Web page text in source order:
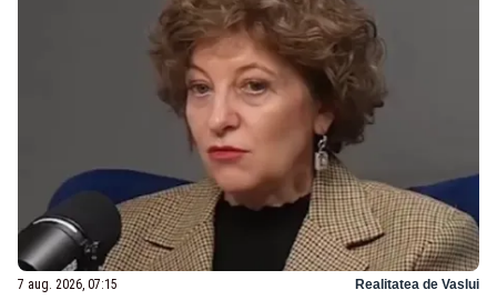
7 aug. 2026, 07:15 Realitatea de Vaslui